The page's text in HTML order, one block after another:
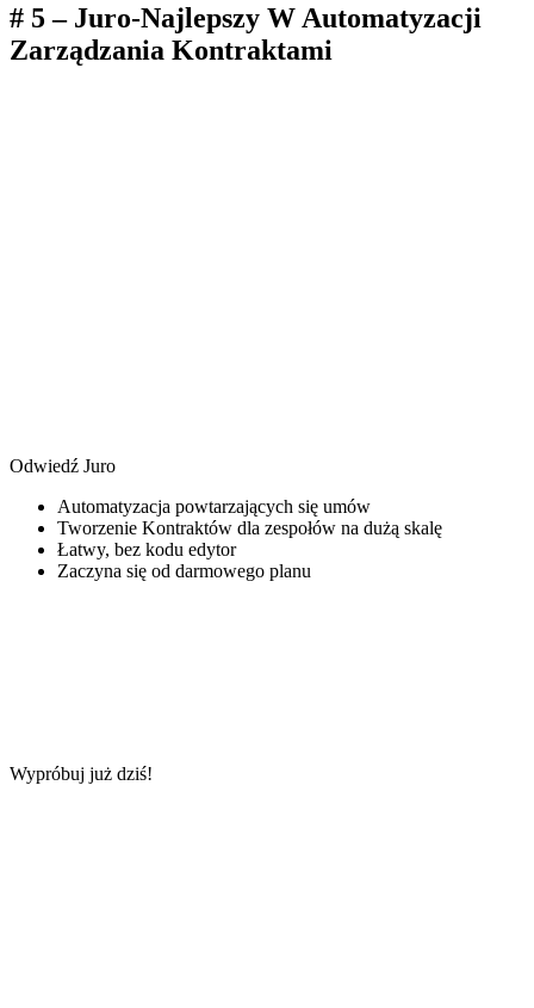
# 5 – Juro-Najlepszy W Automatyzacji
Zarządzania Kontraktami
Odwiedź Juro
Automatyzacja powtarzających się umów
Tworzenie Kontraktów dla zespołów na dużą skalę
Łatwy, bez kodu edytor
Zaczyna się od darmowego planu
Wypróbuj już dziś!